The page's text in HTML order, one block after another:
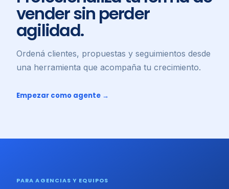
vender sin perder
agilidad.
Ordená clientes, propuestas y seguimientos desde
una herramienta que acompaña tu crecimiento.
Empezar como agente →
PARA AGENCIAS Y EQUIPOS